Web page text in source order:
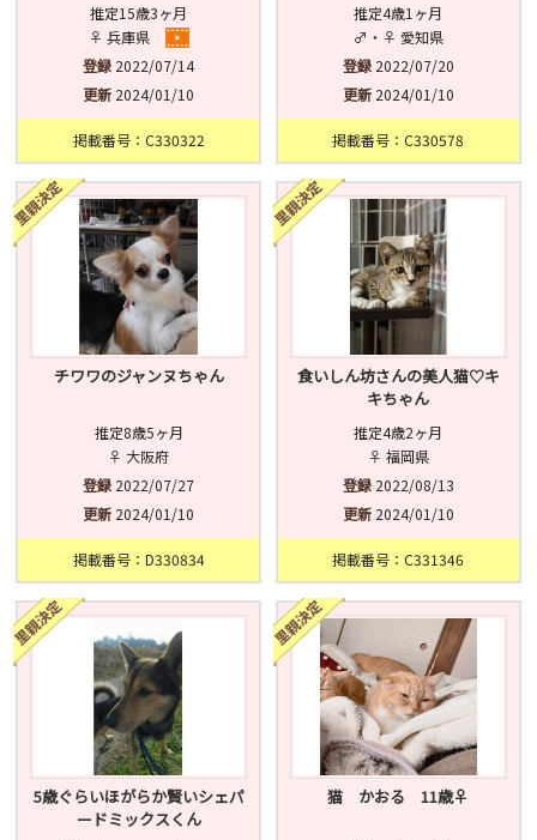
推定15歳3ヶ月
♀ 兵庫県
登録 2022/07/14
更新 2024/01/10
掲載番号：C330322
推定4歳1ヶ月
♂・♀ 愛知県
登録2022/07/20
更新2024/01/10
掲載番号：C330578
チワワのジャンヌちゃん
推定8歳5ヶ月
♀ 大阪府
登録 2022/07/27
更新 2024/01/10
掲載番号：D330834
食いしん坊さんの美人猫♡キ
キちゃん
推定4歳2ヶ月
♀ 福岡県
登録2022/08/13
更新2024/01/10
掲載番号：C331346
5歳ぐらいほがらか賢いシェパ
ードミックスくん
猫 かおる 11歳♀︎